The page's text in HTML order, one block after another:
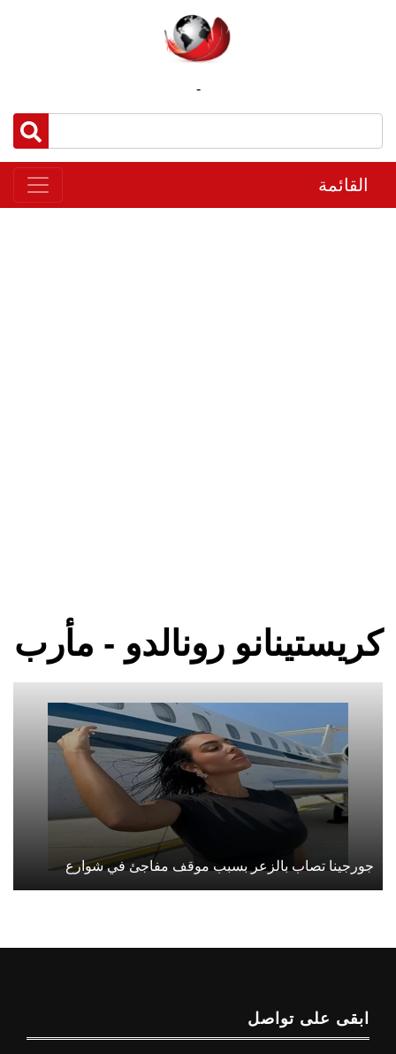
-
القائمة
كريستينانو رونالدو - مأرب
جورجينا تصاب بالزعر بسبب موقف مفاجئ في شوارع
ابقى على تواصل